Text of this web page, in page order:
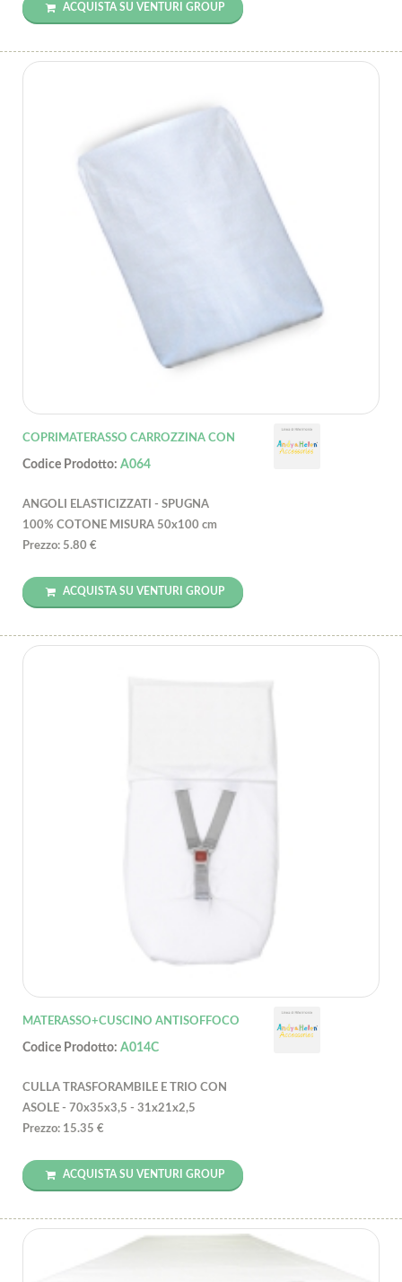
ACQUISTA SU VENTURI GROUP
COPRIMATERASSO CARROZZINA CON
Codice Prodotto: A064
ANGOLI ELASTICIZZATI - SPUGNA
100% COTONE MISURA 50x100 cm
Prezzo: 5.80 €
ACQUISTA SU VENTURI GROUP
MATERASSO+CUSCINO ANTISOFFOCO
Codice Prodotto: A014C
CULLA TRASFORAMBILE E TRIO CON
ASOLE - 70x35x3,5 - 31x21x2,5
Prezzo: 15.35 €
ACQUISTA SU VENTURI GROUP